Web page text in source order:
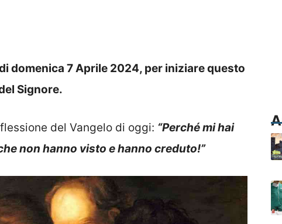
domenica 7 Aprile 2024, per iniziare questo
Signore.
del Vangelo di oggi: “Perché mi hai
non hanno visto e hanno creduto!”